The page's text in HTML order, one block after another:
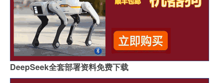
DeepSeek全套部署资料免费下载